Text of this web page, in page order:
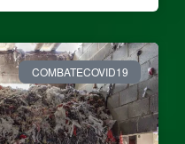
COMBATECOVID19